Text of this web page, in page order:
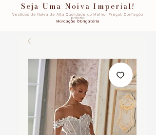
Seja Uma Noiva Imperial!
Vestidos de Noiva de Alta Qualidade ao Melhor Preço!. Confeção
própria
Marcação Obrigatória